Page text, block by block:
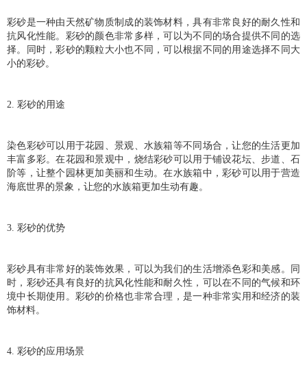
彩砂是一种由天然矿物质制成的装饰材料，具有非常良好的耐久性和
抗风化性能。彩砂的颜色非常多样，可以为不同的场合提供不同的选
择。同时，彩砂的颗粒大小也不同，可以根据不同的用途选择不同大
小的彩砂。
2. 彩砂的用途
染色彩砂可以用于花园、景观、水族箱等不同场合，让您的生活更加
丰富多彩。在花园和景观中，烧结彩砂可以用于铺设花坛、步道、石
阶等，让整个园林更加美丽和生动。在水族箱中，彩砂可以用于营造
海底世界的景象，让您的水族箱更加生动有趣。
3. 彩砂的优势
彩砂具有非常好的装饰效果，可以为我们的生活增添色彩和美感。同
时，彩砂还具有良好的抗风化性能和耐久性，可以在不同的气候和环
境中长期使用。彩砂的价格也非常合理，是一种非常实用和经济的装
饰材料。
4. 彩砂的应用场景